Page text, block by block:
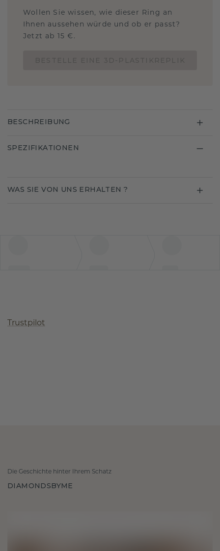
Wollen Sie wissen, wie dieser Ring an
Ihnen aussehen würde und ob er passt?
Jetzt ab 15 €.
BESCHREIBUNG
SPEZIFIKATIONEN
WAS SIE VON UNS ERHALTEN ?
Trustpilot
Die Geschichte hinter Ihrem Schatz
DIAMONDSBYME